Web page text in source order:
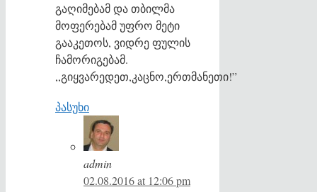
გაღიმებამ და თბილმა
მოფერებამ უფრო მეტი
გააკეთოს, ვიდრე ფულის
ჩამორიგებამ.
,,გიყვარედეთ,კაცნო,ერთმანეთი!”
პასუხი
admin
02.08.2016 at 12:06 pm